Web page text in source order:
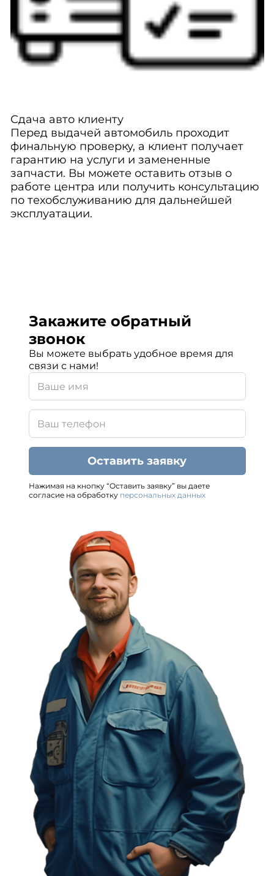
Сдача авто клиенту
Перед выдачей автомобиль проходит
финальную проверку, а клиент получает
гарантию на услуги и замененные
запчасти. Вы можете оставить отзыв о
работе центра или получить консультацию
по техобслуживанию для дальнейшей
эксплуатации.
Закажите обратный
звонок
Вы можете выбрать удобное время для
связи с нами!
Оставить заявку
Нажимая на кнопку “Оставить заявку” вы даете
согласие на обработку персональных данных